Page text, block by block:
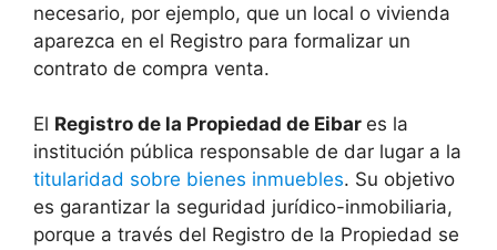
necesario, por ejemplo, que un local o vivienda
aparezca en el Registro para formalizar un
contrato de compra venta.
El Registro de la Propiedad de Eibar es la
institución pública responsable de dar lugar a la
titularidad sobre bienes inmuebles. Su objetivo
es garantizar la seguridad jurídico-inmobiliaria,
porque a través del Registro de la Propiedad se